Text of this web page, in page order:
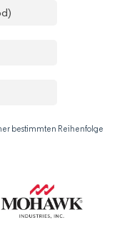
bestimmten Reihenfolge